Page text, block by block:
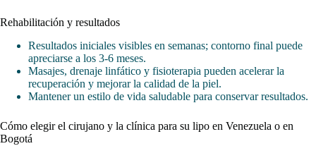
Rehabilitación y resultados
Resultados iniciales visibles en semanas; contorno final puede
apreciarse a los 3-6 meses.
Masajes, drenaje linfático y fisioterapia pueden acelerar la
recuperación y mejorar la calidad de la piel.
Mantener un estilo de vida saludable para conservar resultados.
Cómo elegir el cirujano y la clínica para su lipo en Venezuela o en
Bogotá